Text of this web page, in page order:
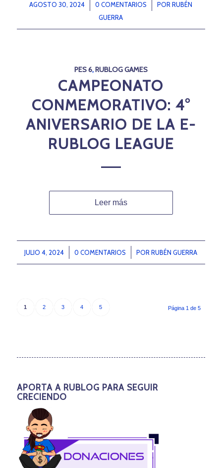
AGOSTO 30, 2024
/ 0 COMENTARIOS
/ PORRUBÉN
GUERRA
PES 6,RUBLOG GAMES
CAMPEONATO
CONMEMORATIVO: 4°
ANIVERSARIO DE LA E-
RUBLOG LEAGUE
Leer más
JULIO 4, 2024
/ 0 COMENTARIOS
/ PORRUBÉN GUERRA
Página 1 de 5
1 2 3 4 5
APORTA A RUBLOG PARA SEGUIR
CRECIENDO